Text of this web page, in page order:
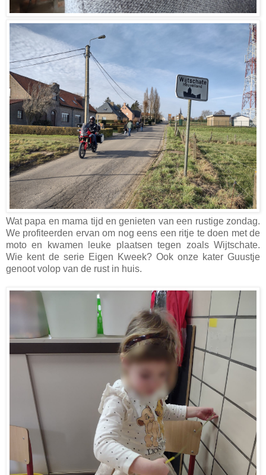
Wat papa en mama tijd en genieten van een rustige zondag.
We profiteerden ervan om nog eens een ritje te doen met de
moto en kwamen leuke plaatsen tegen zoals Wijtschate.
Wie kent de serie Eigen Kweek? Ook onze kater Guustje
genoot volop van de rust in huis.